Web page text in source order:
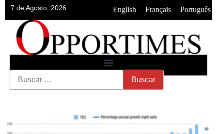
7 de Agosto, 2026 English Français Português